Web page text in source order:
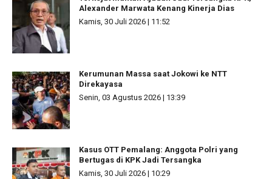
Alexander Marwata Kenang Kinerja Dias
Kamis, 30 Juli 2026 | 11:52
Kerumunan Massa saat Jokowi ke NTT
Direkayasa
Senin, 03 Agustus 2026 | 13:39
Kasus OTT Pemalang: Anggota Polri yang
Bertugas di KPK Jadi Tersangka
Kamis, 30 Juli 2026 | 10:29